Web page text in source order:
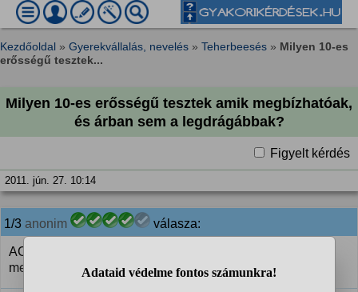
Kezdőoldal » Gyerekvállalás, nevelés » Teherbeesés » Milyen 10-es
erősségű tesztek...
Milyen 10-es erősségű tesztek amik megbízhatóak,
és árban sem a legdrágábbak?
Figyelt kérdés
2011. jún. 27. 10:14
1/3 anonim válasza:
ACON 10-es és talán a legolcsóbb. Kazettás. Nekem
megmaradt 5 db, ha érdekel írj privit.